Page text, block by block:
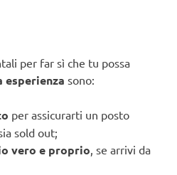
per far sì che tu possa
esperienza sono:
per assicurarti un posto
sold out;
vero e proprio , se arrivi da